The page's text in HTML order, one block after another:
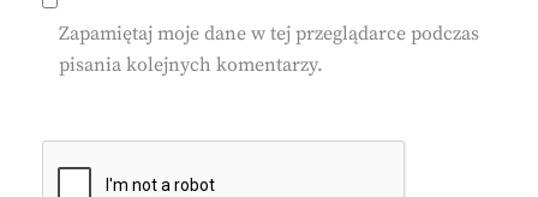
Zapamiętaj moje dane w tej przeglądarce podczas
pisania kolejnych komentarzy.